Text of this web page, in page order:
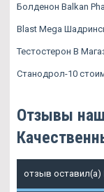
Болденон Balkan
Blast Mega
Тестостерон В
Станодрол-10
Отзывы
отзыв оставил(а)